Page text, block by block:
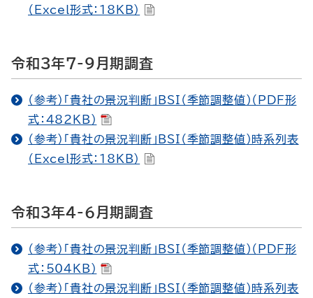
（Excel形式：18KB）
令和3年7-9月期調査
（参考）「貴社の景況判断」BSI（季節調整値）（PDF形
式：482KB）
（参考）「貴社の景況判断」BSI（季節調整値）時系列表
（Excel形式：18KB）
令和3年4-6月期調査
（参考）「貴社の景況判断」BSI（季節調整値）（PDF形
式：504KB）
（参考）「貴社の景況判断」BSI（季節調整値）時系列表